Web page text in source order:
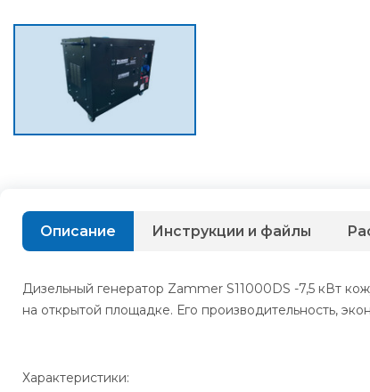
Описание
Дизельный генератор Zammer S11000DS -7,5 кВт
на открытой площадке. Его производительность,
Характеристики:
Инструкции и файлы